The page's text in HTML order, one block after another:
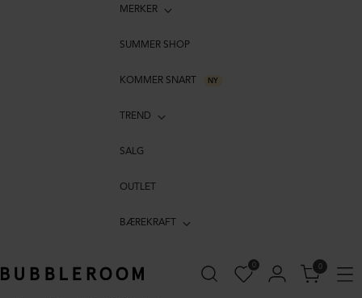
MERKER
SUMMER SHOP
KOMMER SNART NY
TREND
SALG
OUTLET
BÆREKRAFT
0 0